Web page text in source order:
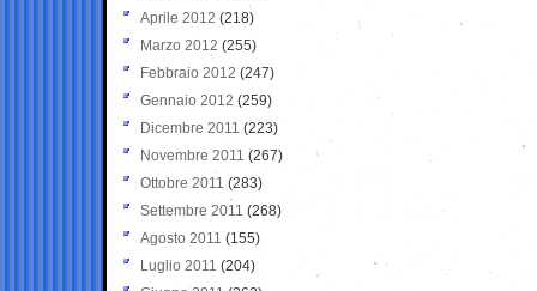
Aprile 2012 (218)
Marzo 2012 (255)
Febbraio 2012 (247)
Gennaio 2012 (259)
Dicembre 2011 (223)
Novembre 2011 (267)
Ottobre 2011 (283)
Settembre 2011 (268)
Agosto 2011 (155)
Luglio 2011 (204)